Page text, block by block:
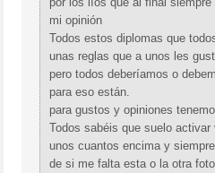
mi opinión
Todos estos diplomas que
unas reglas que a unos les
pero todos deberíamos o
para eso están.
para gustos y opiniones
Todos sabéis que suelo
unos cuantos encima y
de si me falta esta o la otra foto